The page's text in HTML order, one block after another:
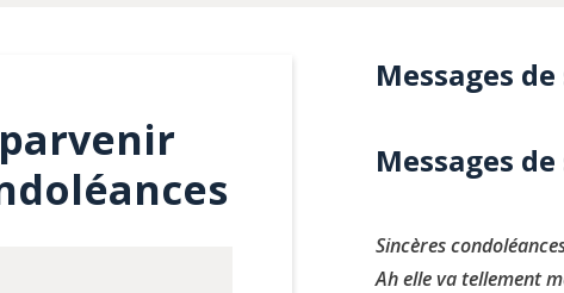
Messages
Messages
Sincères
Ah elle va tellement